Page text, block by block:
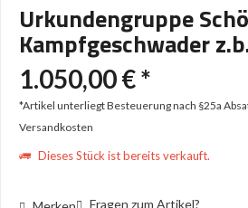
Urkundengruppe
Kampfgeschwader
1.050,00 € *
*Artikel unterliegt Besteuerung nach §25a
Versandkosten
Dieses Stück ist bereits verkauft.
Fragen zum Artikel?